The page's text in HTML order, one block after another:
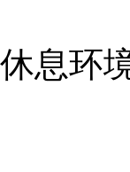
息环